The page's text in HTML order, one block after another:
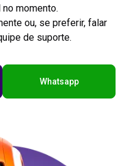
momento.
ou, se preferir, falar
de suporte.
Whatsapp